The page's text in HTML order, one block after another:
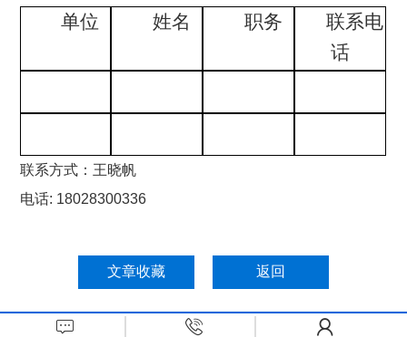
单位 姓名 职务
联系电
话
联系方式：王晓帆
电话: 18028300336
文章收藏 返回
  